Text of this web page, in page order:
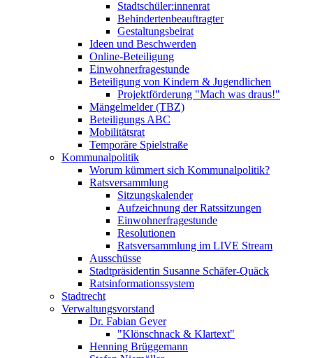
Stadtschüler:innenrat
Behindertenbeauftragter
Gestaltungsbeirat
Ideen und Beschwerden
Online-Beteiligung
Einwohnerfragestunde
Beteiligung von Kindern & Jugendlichen
Projektförderung "Mach was draus!"
Mängelmelder (TBZ)
Beteiligungs ABC
Mobilitätsrat
Temporäre Spielstraße
Kommunalpolitik
Worum kümmert sich Kommunalpolitik?
Ratsversammlung
Sitzungskalender
Aufzeichnung der Ratssitzungen
Einwohnerfragestunde
Resolutionen
Ratsversammlung im LIVE Stream
Ausschüsse
Stadtpräsidentin Susanne Schäfer-Quäck
Ratsinformationssystem
Stadtrecht
Verwaltungsvorstand
Dr. Fabian Geyer
"Klönschnack & Klartext"
Henning Brüggemann